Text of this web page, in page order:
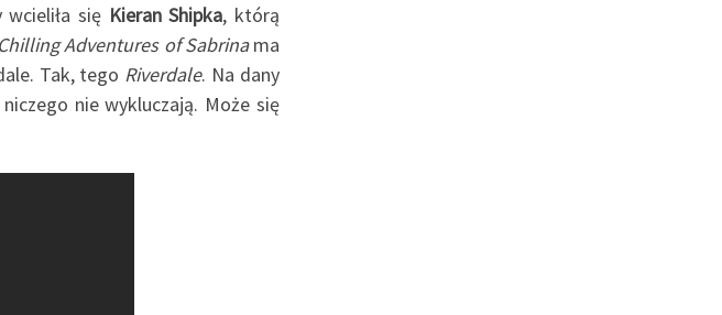
się Kieran Shipka, którą
Chilling Adventures of Sabrinama
Tak, tego Riverdale. Na dany
nie wykluczają. Może się